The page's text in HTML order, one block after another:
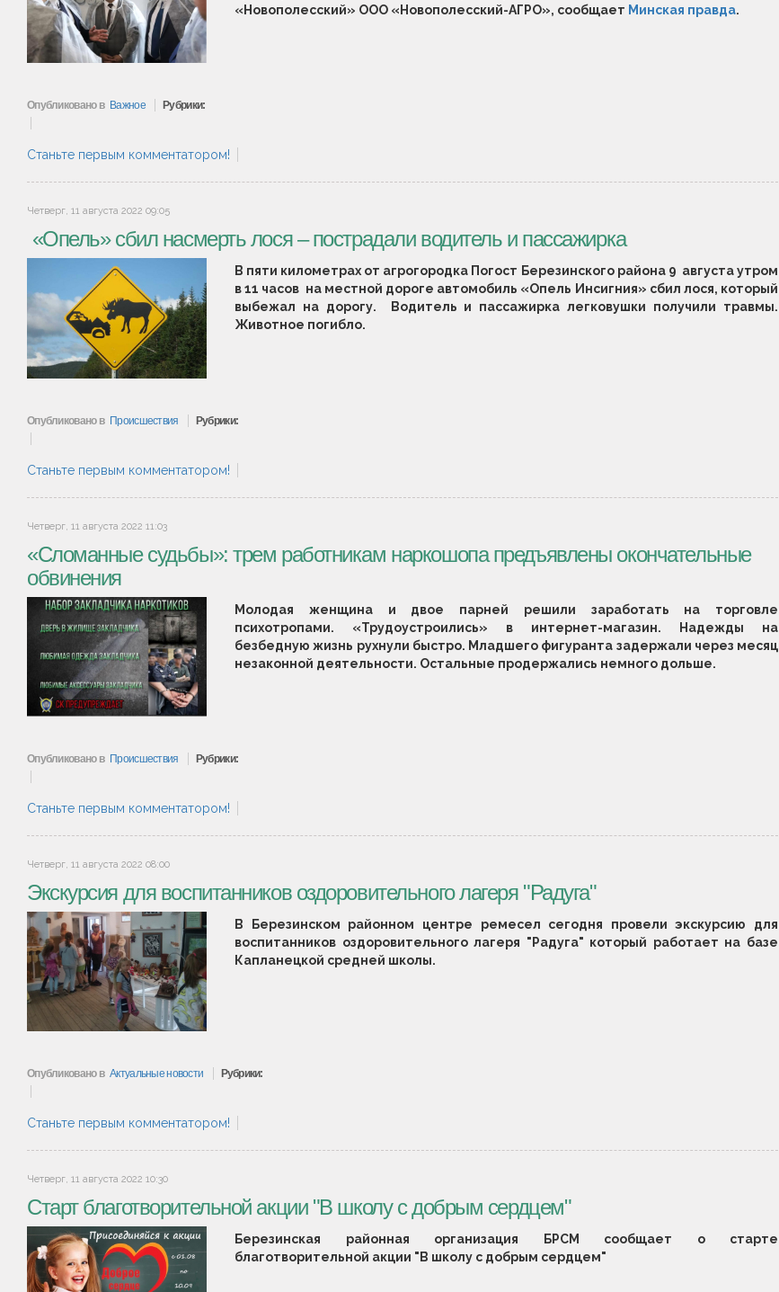
«Новополесский» ООО «Новополесский-АГРО», сообщает Минская правда.
Опубликовано в Важное Рубрики:
Станьте первым комментатором!
Четверг, 11 августа 2022 09:05
«Опель» сбил насмерть лося – пострадали водитель и пассажирка
В пяти километрах от агрогородка Погост Березинского района 9 августа утром
в 11 часов на местной дороге автомобиль «Опель Инсигния» сбил лося, который
выбежал на дорогу. Водитель и пассажирка легковушки получили травмы.
Животное погибло.
Опубликовано в Происшествия Рубрики:
Станьте первым комментатором!
Четверг, 11 августа 2022 11:03
«Сломанные судьбы»: трем работникам наркошопа предъявлены окончательные
обвинения
Молодая женщина и двое парней решили заработать на торговле
психотропами. «Трудоустроились» в интернет-магазин. Надежды на
безбедную жизнь рухнули быстро. Младшего фигуранта задержали через месяц
незаконной деятельности. Остальные продержались немного дольше.
Опубликовано в Происшествия Рубрики:
Станьте первым комментатором!
Четверг, 11 августа 2022 08:00
Экскурсия для воспитанников оздоровительного лагеря "Радуга"
В Березинском районном центре ремесел сегодня провели экскурсию для
воспитанников оздоровительного лагеря "Радуга" который работает на базе
Капланецкой средней школы.
Опубликовано в Актуальные новости Рубрики:
Станьте первым комментатором!
Четверг, 11 августа 2022 10:30
Старт благотворительной акции "В школу с добрым сердцем"
Березинская районная организация БРСМ сообщает о старте
благотворительной акции "В школу с добрым сердцем"